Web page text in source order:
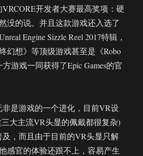
开发者大赛最高奖项：硬
没的说。并且这款游戏还入选了
Engine Sizzle Reel 2017特辑，
幻想》等顶级游戏甚至是《Robo
游戏一同获得了Epic Games的官
是游戏的一个进化，目前VR设
大主流VR头显的佩戴都很复杂)
，而且由于目前的VR头显只解
感官的体验还跟不上，容易产生